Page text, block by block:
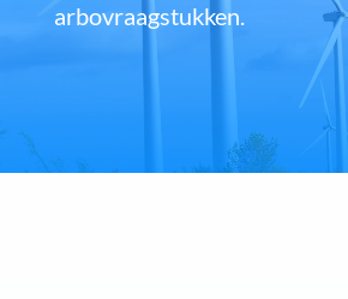
arbovraagstukken.